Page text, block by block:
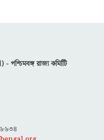
- পশ্চিমবঙ্গ রাজ্য কমিটিি